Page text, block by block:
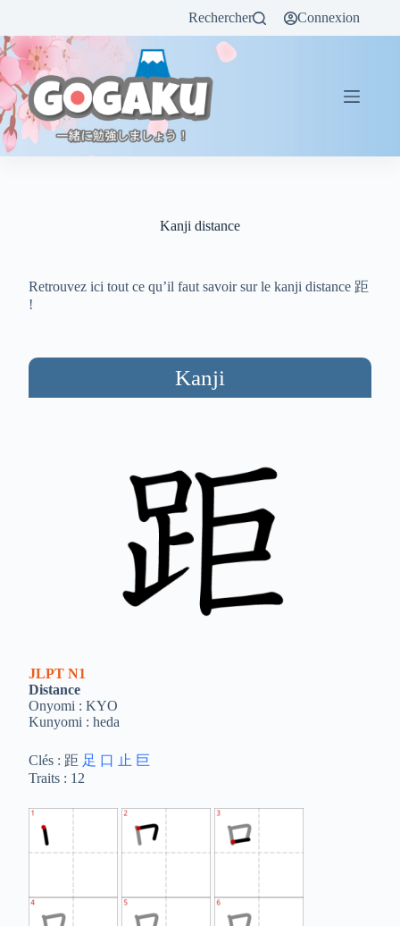
Rechercher Connexion
Kanji distance
Retrouvez ici tout ce qu’il faut savoir sur le kanji distance 距
!
Kanji
JLPT N1
Distance
Onyomi : KYO
Kunyomi : heda
Clés : 距 足 口 止 巨
Traits : 12